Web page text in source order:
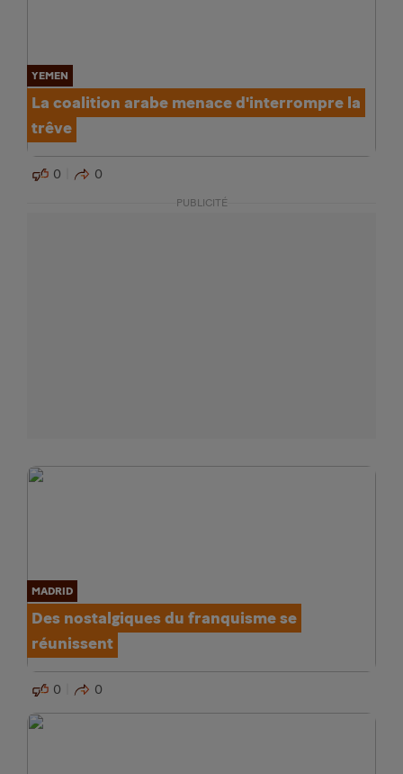
YEMEN
La coalition arabe menace d'interrompre la
trêve
0 0
PUBLICITÉ
MADRID
Des nostalgiques du franquisme se
réunissent
0 0